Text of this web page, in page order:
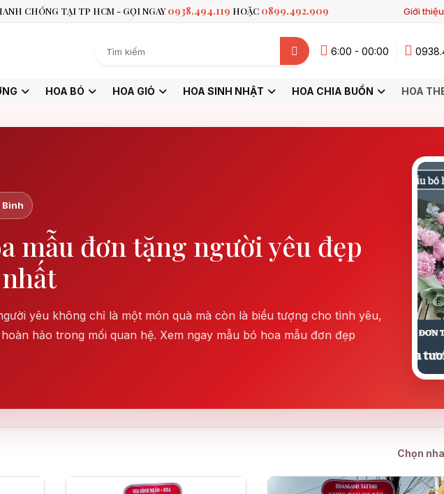
CHÓNG TẠI TP HCM - GỌI NGAY0938.494.119 HOẶC 0899.492.909 Giới thiệu
6:00 - 00:00
HOA BÓ HOA GIỎ HOA SINH NHẬT HOA CHIA BUỒN HOA
Bình
mẫu đơn tặng người yêu đẹp
yêu không chỉ là một món quà mà còn là biểu tượng cho tình yêu,
hảo trong mối quan hệ. Xem ngay mẫu bó hoa mẫu đơn đẹp
Chọn